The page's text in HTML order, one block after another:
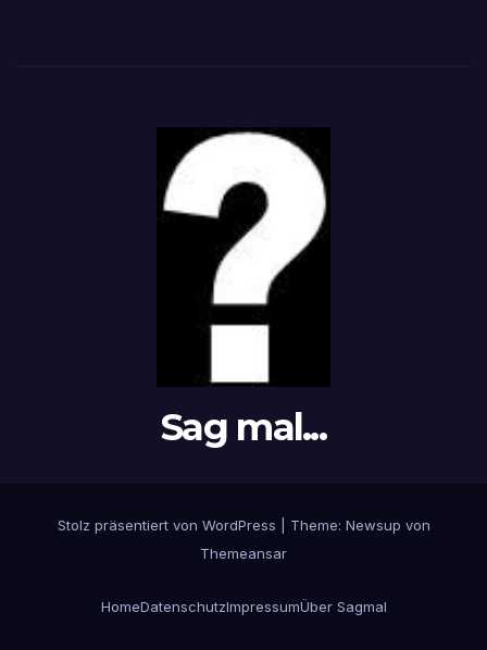
Sag mal...
Stolz präsentiert von WordPress
Theme: Newsup von
Themeansar
HomeDatenschutzImpressumÜber Sagmal